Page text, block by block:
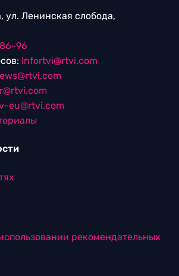
ул. Ленинская слобода,
96
Infortvi@rtvi.com
eu@rtvi.com
рекомендательных